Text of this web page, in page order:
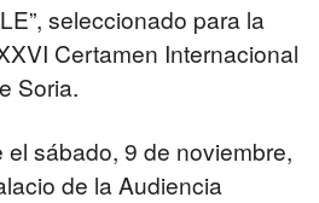
seleccionado para la
Certamen Internacional
Soria.
el sábado, 9 de noviembre,
de la Audiencia